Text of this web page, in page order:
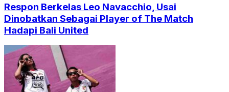
Respon Berkelas Leo Navacchio, Usai
Dinobatkan Sebagai Player of The Match
Hadapi Bali United